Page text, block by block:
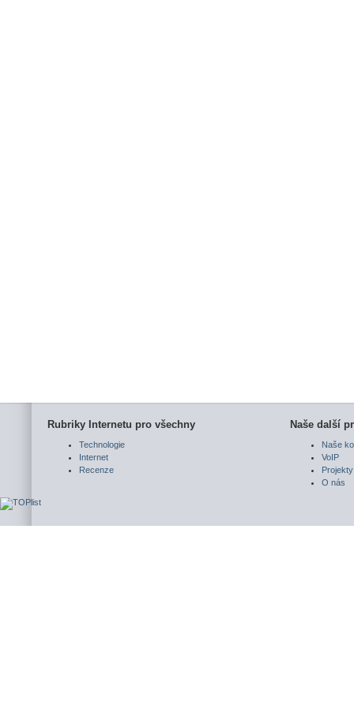
Rubriky Internetu pro všechny
Technologie
Internet
Recenze
Naše další
Naše
VoIP
Projekty
O nás